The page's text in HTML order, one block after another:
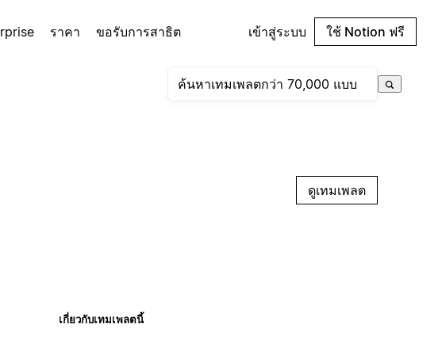
ราคา ขอรับการสาธิต เข้าสู่ระบบ ใช้ Notion ฟรี
ดูเทมเพลต
เกี่ยวกับเทมเพลตนี้